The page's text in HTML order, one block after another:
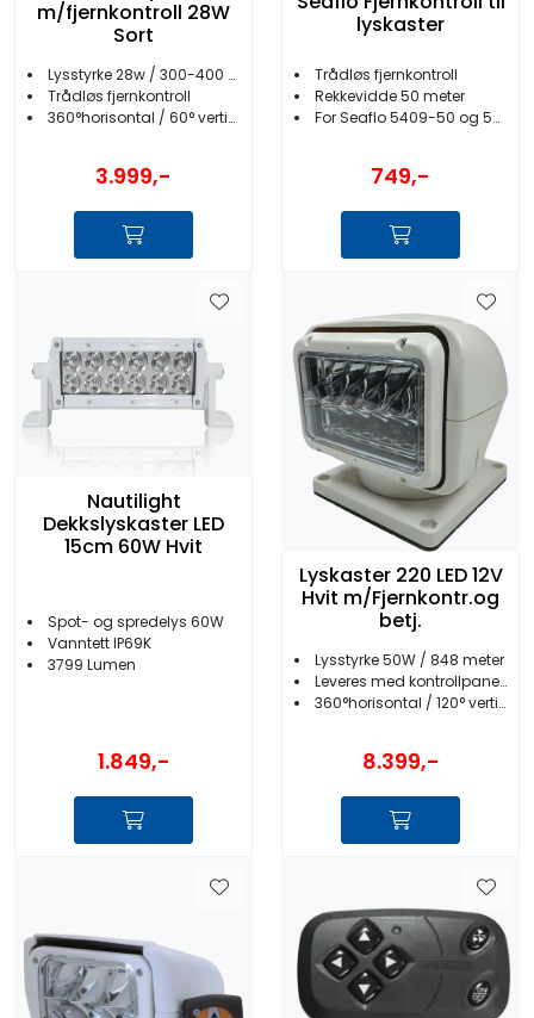
m/fjernkontroll 28W
Sort
Lysstyrke 28w / 300-400 meter
Trådløs fjernkontroll
360°horisontal / 60° vertikal bevegelse
3.999,-
lyskaster
Trådløs fjernkontroll
Rekkevidde 50 meter
For Seaflo 5409-50 og 5409-51
749,-
Nautilight
Dekkslyskaster LED
15cm 60W Hvit
Spot- og spredelys 60W
Vanntett IP69K
3799 Lumen
1.849,-
Lyskaster 220 LED 12V
Hvit m/Fjernkontr.og
betj.
Lysstyrke 50W / 848 meter
Leveres med kontrollpanel og fjernkontr.
360°horisontal / 120° vertikal bevegelse
8.399,-